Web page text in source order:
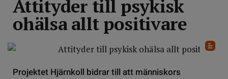
Attityder till psykisk
ohälsa allt positivare
Projektet Hjärnkoll bidrar till att människors